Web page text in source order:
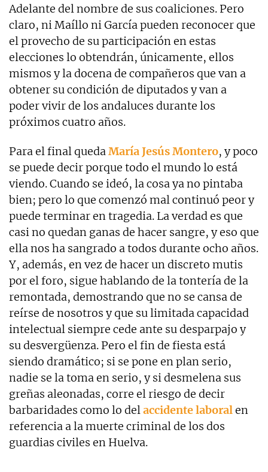
Adelante del nombre de sus coaliciones. Pero
claro, ni Maíllo ni García pueden reconocer que
el provecho de su participación en estas
elecciones lo obtendrán, únicamente, ellos
mismos y la docena de compañeros que van a
obtener su condición de diputados y van a
poder vivir de los andaluces durante los
próximos cuatro años.
Para el final quedaMaría Jesús Montero, y poco
se puede decir porque todo el mundo lo está
viendo. Cuando se ideó, la cosa ya no pintaba
bien; pero lo que comenzó mal continuó peor y
puede terminar en tragedia. La verdad es que
casi no quedan ganas de hacer sangre, y eso que
ella nos ha sangrado a todos durante ocho años.
Y, además, en vez de hacer un discreto mutis
por el foro, sigue hablando de la tontería de la
remontada, demostrando que no se cansa de
reírse de nosotros y que su limitada capacidad
intelectual siempre cede ante su desparpajo y
su desvergüenza. Pero el fin de fiesta está
siendo dramático; si se pone en plan serio,
nadie se la toma en serio, y si desmelena sus
greñas aleonadas, corre el riesgo de decir
barbaridades como lo delaccidente laboralen
referencia a la muerte criminal de los dos
guardias civiles en Huelva.